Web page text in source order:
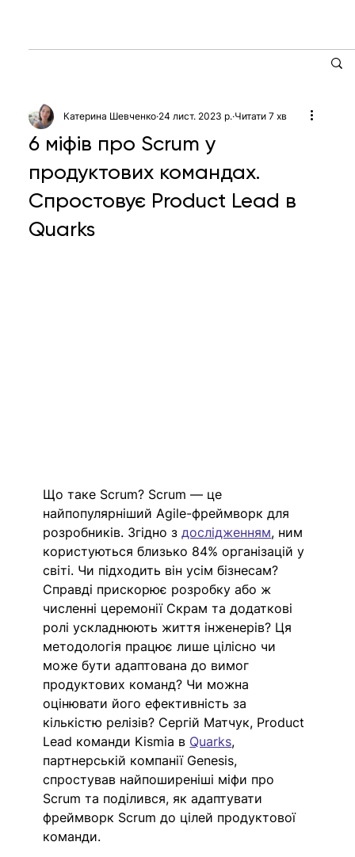
6 міфів про Scrum у
продуктових командах.
Спростовує Product Lead в
Quarks
Катерина Шевченко 24 лист. 2023 р. Читати 7 хв
Що таке Scrum? Scrum — це
найпопулярніший Agile-фреймворк для
розробників. Згідно з дослідженням, ним
користуються близько 84% організацій у
світі. Чи підходить він усім бізнесам?
Справді прискорює розробку або ж
численні церемонії Скрам та додаткові
ролі ускладнюють життя інженерів? Ця
методологія працює лише цілісно чи
може бути адаптована до вимог
продуктових команд? Чи можна
оцінювати його ефективність за
кількістю релізів? Сергій Матчук, Product
Lead команди Kismia в Quarks,
партнерській компанії Genesis,
спростував найпоширеніші міфи про
Scrum та поділився, як адаптувати
фреймворк Scrum до цілей продуктової
команди.